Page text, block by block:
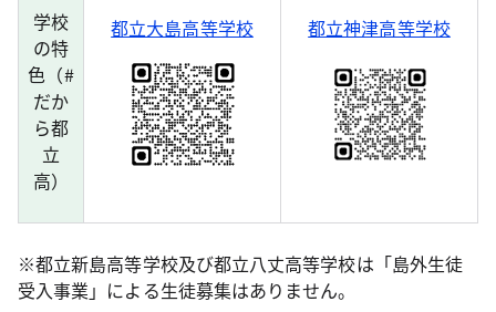
学校
の特
色（#
だか
ら都
立
高）
都立大島高等学校 都立神津高等学校
※都立新島高等学校及び都立八丈高等学校は「島外生徒
受入事業」による生徒募集はありません。